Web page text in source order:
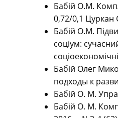
Бабій О.М.
0,72/0,1 Цуркан
Бабій О.М.
соціум:
Бабій Олег
подходы к
Бабій О. М.
Бабій О. М.